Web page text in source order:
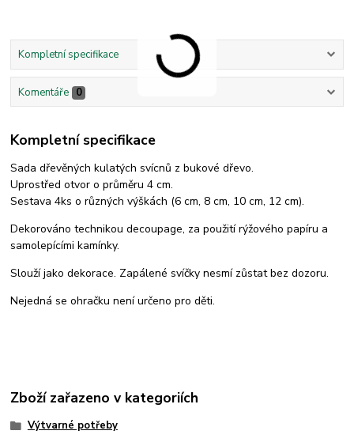
Kompletní specifikace
Komentáře 0
Kompletní specifikace
Sada dřevěných kulatých svícnů z bukové dřevo.
Uprostřed otvor o průměru 4 cm.
Sestava 4ks o různých výškách (6 cm, 8 cm, 10 cm, 12 cm).
Dekorováno technikou decoupage, za použití rýžového papíru a
samolepícími kamínky.
Slouží jako dekorace. Zapálené svíčky nesmí zůstat bez dozoru.
Nejedná se ohračku není určeno pro děti.
Zboží zařazeno v kategoriích
Výtvarné potřeby